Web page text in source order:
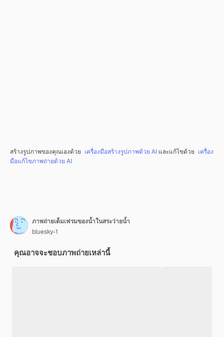
สร้างรูปภาพของคุณเองด้วย เครื่องมือสร้างรูปภาพด้วย AI และแก้ไขด้วย เครื่อง
มือแก้ไขภาพถ่ายด้วย AI
ภาพถ่ายเต็มเฟรมของน้ำในสระว่ายน้ำ
bluesky-1
คุณอาจจะชอบภาพถ่ายเหล่านี้